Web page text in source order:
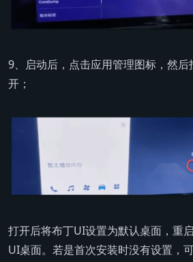
9、启动后，点击应用管理图标，然
开；
打开后将布丁UI设置为默认桌面，重
UI桌面。若是首次安装时没有设置，